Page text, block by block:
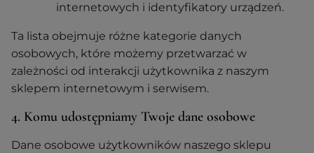
internetowych i identyfikatory urządzeń.
Ta lista obejmuje różne kategorie danych
osobowych, które możemy przetwarzać w
zależności od interakcji użytkownika z naszym
sklepem internetowym i serwisem.
4. Komu udostępniamy Twoje dane osobowe
Dane osobowe użytkowników naszego sklepu